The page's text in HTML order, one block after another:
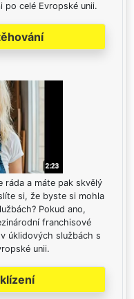
po celé Evropské unii.
ráda a máte pak skvělý
si, že byste si mohla
Pokud ano,
franchisové
úklidových službách s
unii.